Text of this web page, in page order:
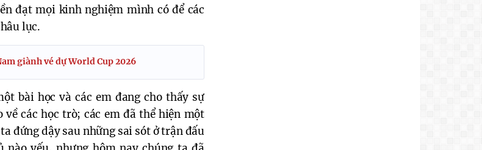
đạt mọi kinh nghiệm mình có để các
lục.
giành vé dự World Cup 2026
bài học và các em đang cho thấy sự
các học trò; các em đã thể hiện một
đứng dậy sau những sai sót ở trận đấu